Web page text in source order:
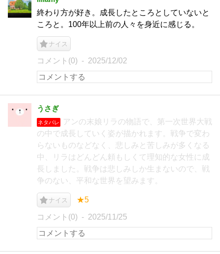
終わり方が好き。成長したところとしていないと
ころと。100年以上前の人々を身近に感じる。
ナイス
コメント(0) 2025/12/02
うさぎ
ネタバレ
アンの末娘リラの物語で、第一次世界大戦
の中で成長していく姿が描かれます。戦争で変わ
らないものなどなく、悲しみと苦しみが多くなる
中、リラはどんどん頼もしくて理知的な女性に成
長しました。戦争は悲しみしか生まないので、戦
争のない、平和な世界を望みます。
ナイス ★5
コメント(0) 2025/11/25